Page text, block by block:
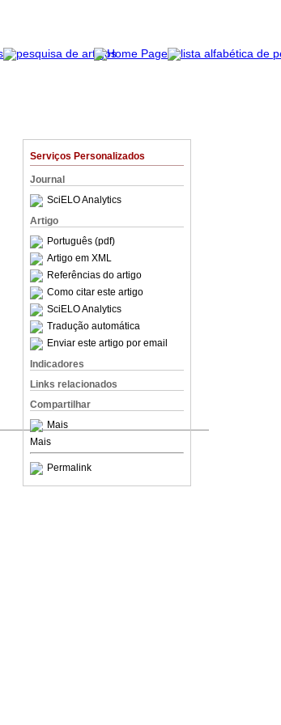
Serviços Personalizados
Journal
SciELO Analytics
Artigo
Português (pdf)
Artigo em XML
Referências do artigo
Como citar este artigo
SciELO Analytics
Tradução automática
Enviar este artigo por email
Indicadores
Links relacionados
Compartilhar
Mais
Mais
Permalink